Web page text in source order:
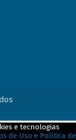
e tecnologias
de Uso e Política de